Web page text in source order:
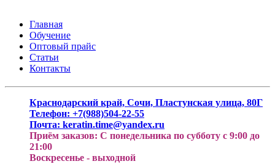
Главная
Обучение
Оптовый прайс
Статьи
Контакты
Краснодарский край, Сочи, Пластунская улица, 80Г
Телефон: +7(988)504-22-55
Почта: keratin.time@yandex.ru
Приём заказов: С понедельника по субботу с 9:00 до
21:00
Воскресенье - выходной